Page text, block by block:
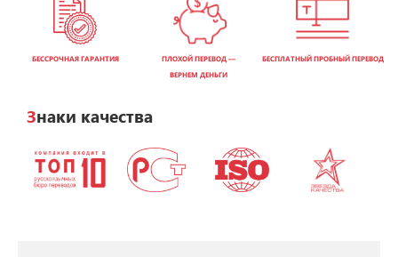
БЕССРОЧНАЯ ГАРАНТИЯ
ПЛОХОЙ ПЕРЕВОД —
ВЕРНЕМ ДЕНЬГИ
БЕСПЛАТНЫЙ ПРОБНЫЙ ПЕРЕВОД
Знаки качества